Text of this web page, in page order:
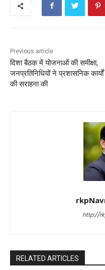
p
p
Previous article
दिशा बैठक में योजनाओं की समीक्षा,
जनप्रतिनिधियों ने प्रशासनिक कार्यों
की सराहना की
http://
RELATED ARTICLES